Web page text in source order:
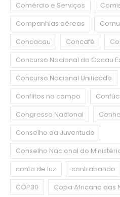
Comércio e Serviços
Companhias aéreas
Concacau
Concafé
Concurso Nacional do Cacau
Concurso Nacional Unificado
Conflitos no campo
Congresso Nacional
Conselho da Juventude
Conselho Nacional do
conta de luz
contrabando
COP30
Copa Africana das